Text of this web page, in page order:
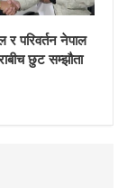
र परिवर्तन नेपाल
छुट सम्झौता